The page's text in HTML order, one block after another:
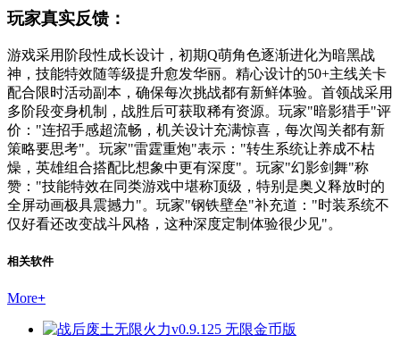
玩家真实反馈：
游戏采用阶段性成长设计，初期Q萌角色逐渐进化为暗黑战
神，技能特效随等级提升愈发华丽。精心设计的50+主线关卡
配合限时活动副本，确保每次挑战都有新鲜体验。首领战采用
多阶段变身机制，战胜后可获取稀有资源。玩家"暗影猎手"评
价："连招手感超流畅，机关设计充满惊喜，每次闯关都有新
策略要思考"。玩家"雷霆重炮"表示："转生系统让养成不枯
燥，英雄组合搭配比想象中更有深度"。玩家"幻影剑舞"称
赞："技能特效在同类游戏中堪称顶级，特别是奥义释放时的
全屏动画极具震撼力"。玩家"钢铁壁垒"补充道："时装系统不
仅好看还改变战斗风格，这种深度定制体验很少见"。
相关软件
More+